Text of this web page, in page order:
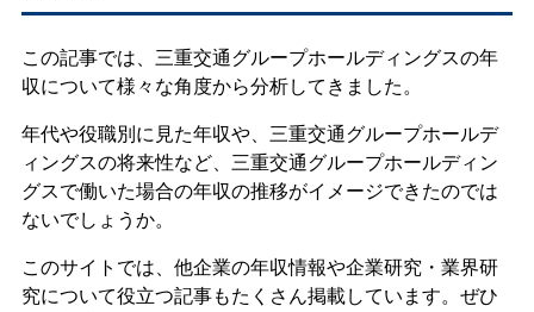
この記事では、三重交通グループホールディングスの年
収について様々な角度から分析してきました。
年代や役職別に見た年収や、三重交通グループホールデ
ィングスの将来性など、三重交通グループホールディン
グスで働いた場合の年収の推移がイメージできたのでは
ないでしょうか。
このサイトでは、他企業の年収情報や企業研究・業界研
究について役立つ記事もたくさん掲載しています。ぜひ